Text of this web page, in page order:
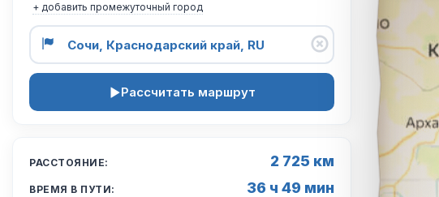
+ добавить промежуточный город
Рассчитать маршрут
РАССТОЯНИЕ: 2 725 км
ВРЕМЯ В ПУТИ: 36 ч 49 мин